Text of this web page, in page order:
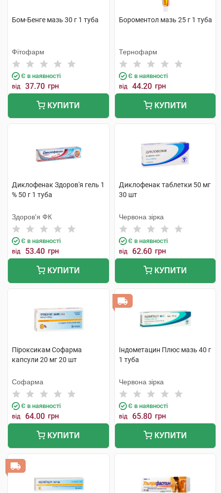
Бом-Бенге мазь 30 г 1 туба
Фітофарм
Є в наявності
від 37.70 грн
КУПИТИ
Бороментол мазь 25 г 1 туба
Тернофарм
Є в наявності
від 44.20 грн
КУПИТИ
Диклофенак Здоров'я гель 1
% 50 г 1 туба
Здоров'я ФК
Є в наявності
від 53.40 грн
КУПИТИ
Диклофенак таблетки 50 мг
30 шт
Червона зірка
Є в наявності
від 62.60 грн
КУПИТИ
Піроксикам Софарма
капсули 20 мг 20 шт
Софарма
Є в наявності
від 64.00 грн
КУПИТИ
Індометацин Плюс мазь 40 г
1 туба
Червона зірка
Є в наявності
від 65.80 грн
КУПИТИ